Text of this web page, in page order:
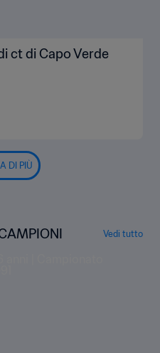
ct di Capo Verde
DI PIÙ
Vedi tutto